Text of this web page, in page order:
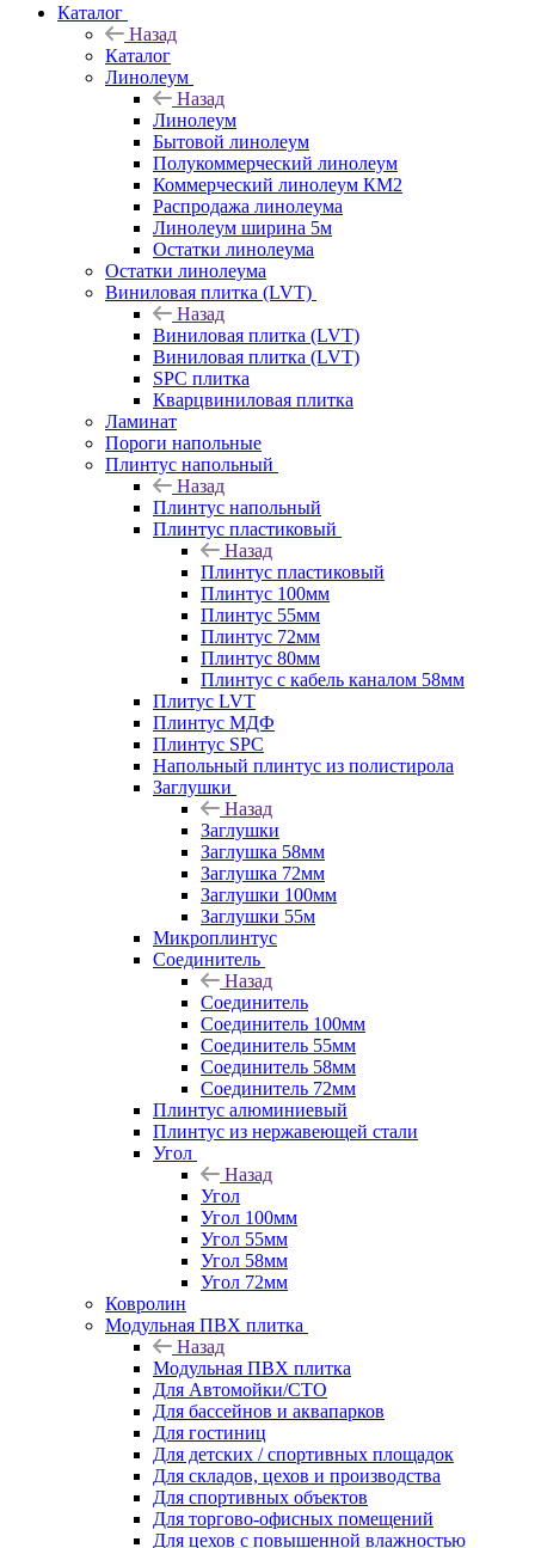
Каталог
Назад
Каталог
Линолеум
Назад
Линолеум
Бытовой линолеум
Полукоммерческий линолеум
Коммерческий линолеум КМ2
Распродажа линолеума
Линолеум ширина 5м
Остатки линолеума
Остатки линолеума
Виниловая плитка (LVT)
Назад
Виниловая плитка (LVT)
Виниловая плитка (LVT)
SPC плитка
Кварцвиниловая плитка
Ламинат
Пороги напольные
Плинтус напольный
Назад
Плинтус напольный
Плинтус пластиковый
Назад
Плинтус пластиковый
Плинтус 100мм
Плинтус 55мм
Плинтус 72мм
Плинтус 80мм
Плинтус с кабель каналом 58мм
Плитус LVT
Плинтус МДФ
Плинтус SPC
Напольный плинтус из полистирола
Заглушки
Назад
Заглушки
Заглушка 58мм
Заглушка 72мм
Заглушки 100мм
Заглушки 55м
Микроплинтус
Соединитель
Назад
Соединитель
Соединитель 100мм
Соединитель 55мм
Соединитель 58мм
Соединитель 72мм
Плинтус алюминиевый
Плинтус из нержавеющей стали
Угол
Назад
Угол
Угол 100мм
Угол 55мм
Угол 58мм
Угол 72мм
Ковролин
Модульная ПВХ плитка
Назад
Модульная ПВХ плитка
Для Автомойки/СТО
Для бассейнов и аквапарков
Для гостиниц
Для детских / спортивных площадок
Для складов, цехов и производства
Для спортивных объектов
Для торгово-офисных помещений
Для цехов с повышенной влажностью